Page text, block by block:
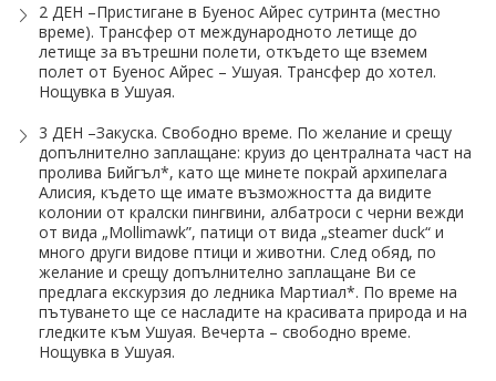
САМОЛЕТНИ БИЛЕТИ
ХОТЕЛИ
Хотели в чужбина
ЕЗИКОВО УЧИЛИЩЕ
SUMMER ENGLISH TALENTS ACADEMY
ВХОД ЗА АГЕНТИ
2 ДЕН –Пристигане в Буенос Айрес сутринта (местно
време). Трансфер от международното летище до
летище за вътрешни полети, откъдето ще вземем
полет от Буенос Айрес – Ушуая. Трансфер до хотел.
Нощувка в Ушуая.
3 ДЕН –Закуска. Свободно време. По желание и срещу
допълнително заплащане: круиз до централната част на
пролива Бийгъл*, като ще минете покрай архипелага
Алисия, където ще имате възможността да видите
колонии от кралски пингвини, албатроси с черни вежди
от вида „Моllimawk”, патици от вида „steamer duck“ и
много други видове птици и животни. След обяд, по
желание и срещу допълнително заплащане Ви се
предлага екскурзия до ледника Мартиал*. По време на
пътуването ще се насладите на красивата природа и на
гледките към Ушуая. Вечерта – свободно време.
Нощувка в Ушуая.